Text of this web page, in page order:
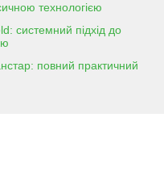
технологією
системний підхід до
повний практичний